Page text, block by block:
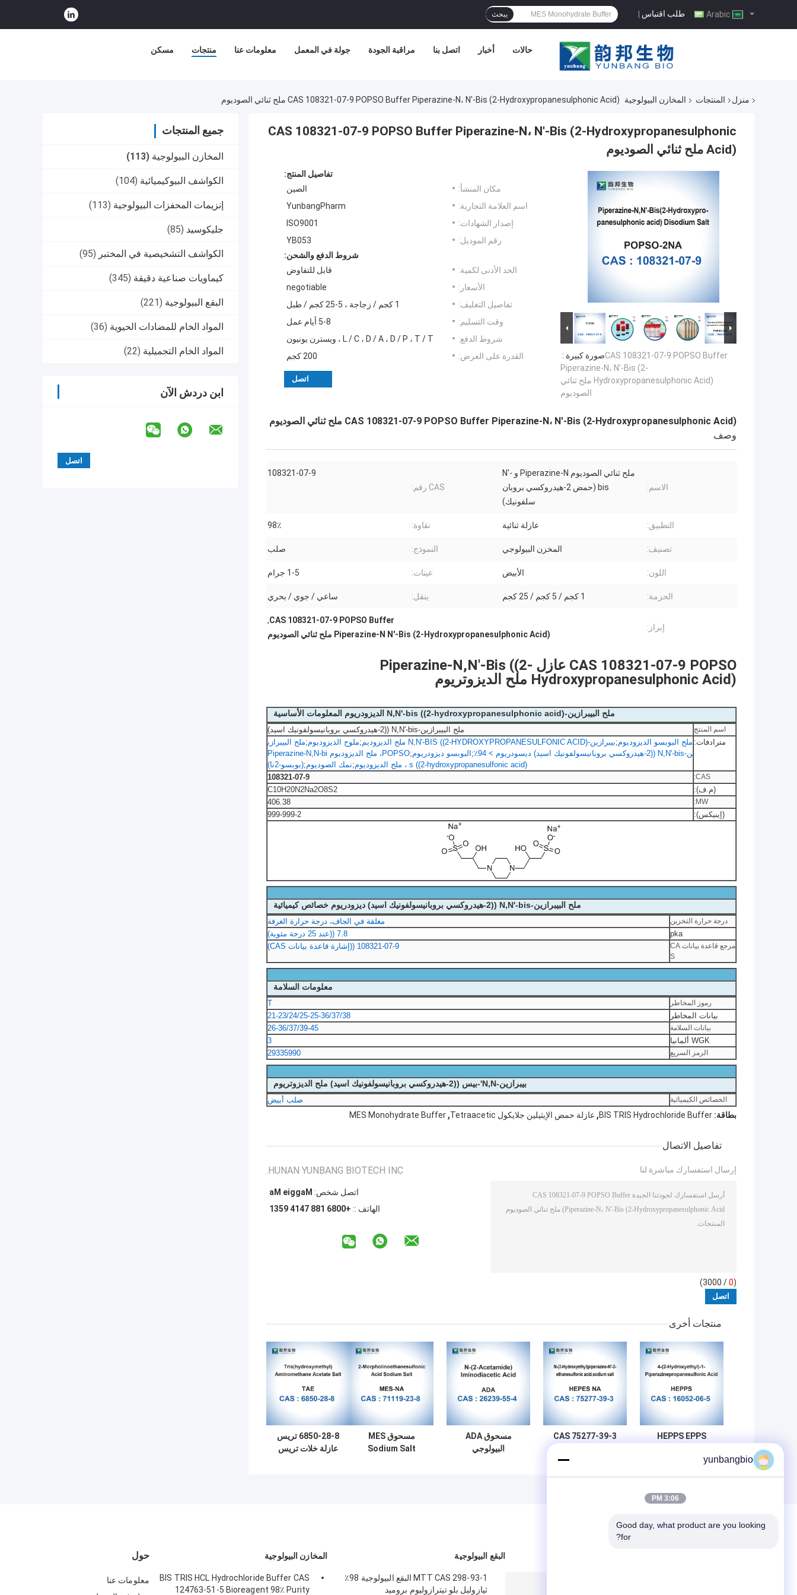
طلب اقتباس | يبحث
مسكن منتجات معلومات عنا جولة في المعمل مراقبة الجودة اتصل بنا أخبار حالات
منزل المنتجات المخازن البيولوجية CAS 108321-07-9 POPSO Buffer Piperazine-N، N'-Bis (2-Hydroxypropanesulphonic Acid) ملح ثنائي الصوديوم
جميع المنتجات
المخازن البيولوجية (113)
الكواشف البيوكيميائية (104)
إنزيمات المحفزات البيولوجية (113)
جليكوسيد (85)
الكواشف التشخيصية في المختبر (95)
كيماويات صناعية دقيقة (345)
البقع البيولوجية (221)
المواد الخام للمضادات الحيوية (36)
المواد الخام التجميلية (22)
ابن دردش الآن
CAS 108321-07-9 POPSO Buffer Piperazine-N، N'-Bis (2-Hydroxypropanesulphonic
Acid) ملح ثنائي الصوديوم
صورة كبيرة :CAS 108321-07-9 POPSO Buffer
Piperazine-N، N'-Bis (2-
Hydroxypropanesulphonic Acid) ملح ثنائي
الصوديوم
تفاصيل المنتج:
مكان المنشأ:
الصين
اسم العلامة التجارية:
YunbangPharm
إصدار الشهادات:
ISO9001
رقم الموديل:
YB053
شروط الدفع والشحن:
الحد الأدنى لكمية:
قابل للتفاوض
الأسعار:
negotiable
تفاصيل التغليف:
1 كجم / زجاجة ، 5-25 كجم / طبل
وقت التسليم:
5-8 أيام عمل
شروط الدفع:
L / C ، D / A ، D / P ، T / T ، ويسترن يونيون
القدرة على العرض:
200 كجم
اتصل
CAS 108321-07-9 POPSO Buffer Piperazine-N، N'-Bis (2-Hydroxypropanesulphonic Acid) ملح ثنائي الصوديوم
وصف
الاسم:
ملح ثنائي الصوديوم Piperazine-N و N'-
bis (حمض 2-هيدروكسي بروبان
سلفونيك)
CAS رقم:
108321-07-9
التطبيق: عازلة ثنائية نقاوة: 98٪
تصنيف: المخزن البيولوجي النموذج: صلب
اللون: الأبيض عينات: 1-5 جرام
الحزمة: 1 كجم / 5 كجم / 25 كجم ينقل: ساعي / جوي / بحري
إبراز:
CAS 108321-07-9 POPSO Buffer
,
Piperazine-N N'-Bis (2-Hydroxypropanesulphonic Acid) ملح ثنائي الصوديوم
CAS 108321-07-9 POPSO عازل Piperazine-N,N'-Bis ((2-
Hydroxypropanesulphonic Acid) ملح الديزوتريوم
ملح البيبرازين-N,N'-bis ((2-hydroxypropanesulphonic acid) الديزودريوم المعلومات الأساسية
اسم المنتج
ملح البيبرازين-N,N'-bis ((2-هيدروكسي بروبانيسولفونيك اسيد)
مترادفات: ملح البوبسو الديزوديوم;بيبرازين-N,N'-BIS ((2-HYDROXYPROPANESULFONIC ACID) ملح الديزوديم ;ملوح الديزوديوم;ملح البيبرازي
ن-N,N'-bis ((2-هيدروكسي بروبانيسولفونيك اسيد) ديسودريوم > 94٪
; البوبسو ديزودريوم;
POPSO، ملح الديزوديوم Piperazine-N,N-bi
s ((2-hydroxypropanesulfonic acid) ، ملح الديزوديوم
;نمك الصوديوم;(بوبسو-2نا)
CAS:
108321-07-9
(م.ف):
C10H20N2Na2O8S2
MW:
406.38
(إينيكس):
999-999-2
ملح البيبرازين-N,N'-bis ((2-هيدروكسي بروبانيسولفونيك اسيد) ديزودريوم خصائص كيميائية
درجة حرارة التخزين
مغلقة في الجاف، درجة حرارة الغرفة
pka
7.8 ((عند 25 درجة مئوية)
مرجع قاعدة بيانات CA
S
108321-07-9 ((إشارة قاعدة بيانات CAS)
معلومات السلامة
رموز المخاطر
T
بيانات المخاطر
21-23/24/25-25-36/37/38
بيانات السلامة
26-36/37/39-45
WGK ألمانيا
3
الرمز السريع 29335990
بيبرازين-N,N'-بيس ((2-هيدروكسي بروبانيسولفونيك اسيد) ملح الديزوتريوم
الخصائص الكيميائية صلب أبيض
بطاقة: BIS TRIS Hydrochloride Buffer
, عازلة حمض الإيثيلين جلايكول Tetraacetic ,
MES Monohydrate Buffer
تفاصيل الاتصال
HUNAN YUNBANG BIOTECH INC.
اتصل شخص: Maggie Ma
الهاتف :: +0086 188 7414 9531
إرسال استفسارك مباشرة لنا
(
0
/ 3000)
منتجات أخرى
HEPPS EPPS
Buffer Bioreagent
CAS 75277-39-3
بيولوجية ملح
مسحوق ADA
البيولوجي
مسحوق MES
Sodium Salt
6850-28-8 تريس
عازلة خلات تريس
حول
معلومات عنا
المخازن البيولوجية
BIS TRIS HCL Hydrochloride Buffer CAS
124763-51-5 Bioreagent 98٪ Purity
البقع البيولوجية
MTT CAS 298-93-1 البقع البيولوجية 98٪
ثيازوليل بلو تيترازوليوم بروميد
yunbangbio
3:06 PM
Good day, what product are you looking
for?